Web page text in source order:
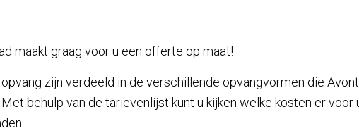
maakt graag voor u een offerte op maat!
zijn verdeeld in de verschillende opvangvormen die
behulp van de tarievenlijst kunt u kijken welke kosten er voor